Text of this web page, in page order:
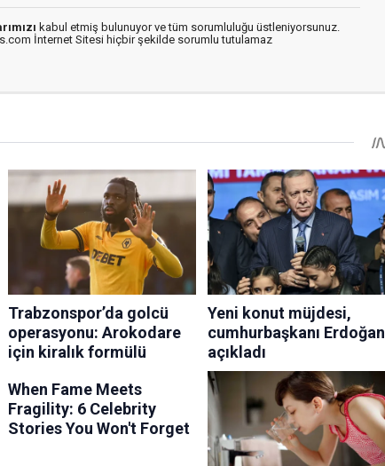
kabul etmiş bulunuyor ve tüm sorumluluğu üstleniyorsunuz.
İnternet Sitesi hiçbir şekilde sorumlu tutulamaz